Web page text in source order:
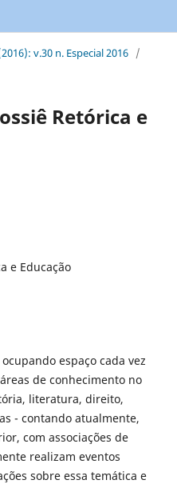
v.30 n. Especial 2016 /
Retórica e
e Educação
espaço cada vez
de conhecimento no
literatura, direito,
- contando atualmente,
com associações de
realizam eventos
sobre essa temática e